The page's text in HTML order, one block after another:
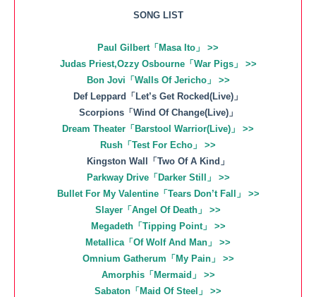
SONG LIST
Paul Gilbert「Masa Ito」 >>
Judas Priest,Ozzy Osbourne「War Pigs」 >>
Bon Jovi「Walls Of Jericho」 >>
Def Leppard「Let’s Get Rocked(Live)」
Scorpions「Wind Of Change(Live)」
Dream Theater「Barstool Warrior(Live)」 >>
Rush「Test For Echo」 >>
Kingston Wall「Two Of A Kind」
Parkway Drive「Darker Still」 >>
Bullet For My Valentine「Tears Don’t Fall」 >>
Slayer「Angel Of Death」 >>
Megadeth「Tipping Point」 >>
Metallica「Of Wolf And Man」 >>
Omnium Gatherum「My Pain」 >>
Amorphis「Mermaid」 >>
Sabaton「Maid Of Steel」 >>